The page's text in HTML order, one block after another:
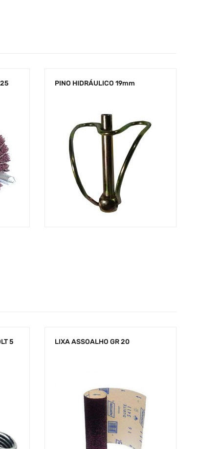
PINO HIDRÁULICO 19mm
5
LIXA ASSOALHO GR 20